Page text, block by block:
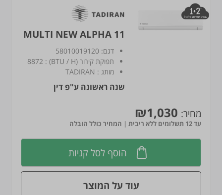
MULTI NEW ALPHA 11
דגם: 58010019120
תפוקת קירור (BTU / H)
:
8872
מותג :
TADIRAN
שנה ראשונה ע"פ דין
מחיר: ₪1,030
עד 12 תשלומים ללא ריבית | המחיר כולל הובלה
הוסף לסל קניות
עוד על המוצר